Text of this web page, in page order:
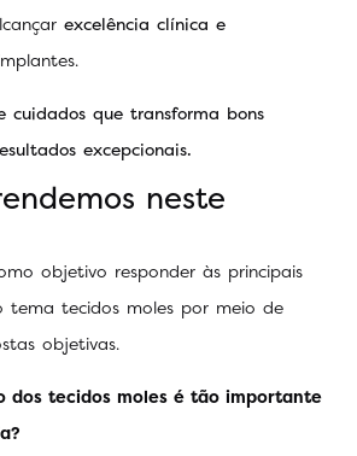
excelência clínica e
cuidados que transforma bons
excepcionais.
neste
objetivo responder às principais
tema tecidos moles por meio de
objetivas.
dos tecidos moles é tão importante